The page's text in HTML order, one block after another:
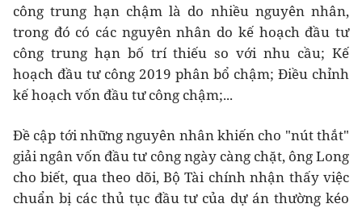
công trung hạn chậm là do nhiều nguyên nhân,
trong đó có các nguyên nhân do kế hoạch đầu tư
công trung hạn bố trí thiếu so với nhu cầu; Kế
hoạch đầu tư công 2019 phân bổ chậm; Điều chỉnh
kế hoạch vốn đầu tư công chậm;...
Đề cập tới những nguyên nhân khiến cho "nút thắt"
giải ngân vốn đầu tư công ngày càng chặt, ông Long
cho biết, qua theo dõi, Bộ Tài chính nhận thấy việc
chuẩn bị các thủ tục đầu tư của dự án thường kéo